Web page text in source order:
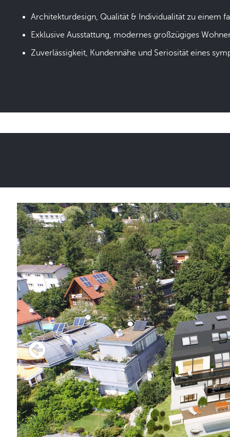
Architekturdesign, Qualität & Individualität zu einem
Exklusive Ausstattung, modernes großzügiges
Zuverlässigkeit, Kundennähe und Seriosität eines